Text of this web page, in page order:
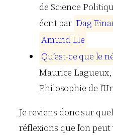
de Science
écrit par Dag Eina
Amund Lie
Qu’est-ce que le n
Maurice Lagueux
Philosophie de
Je reviens donc sur
réflexions que l’on